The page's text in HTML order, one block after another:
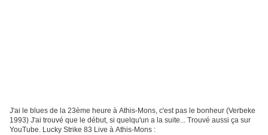
J'ai le blues de la 23ème heure à Athis-Mons, c'est pas le bonheur (Verbeke
1993) J'ai trouvé que le début, si quelqu'un a la suite... Trouvé aussi ça sur
YouTube. Lucky Strike 83 Live à Athis-Mons :